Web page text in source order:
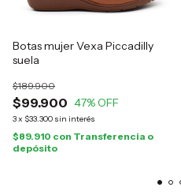
Botas mujer Vexa Piccadilly
suela
$99.900
$189.900
47% OFF
3x $33.300 sin interés
$89.910 con Transferencia o
depósito